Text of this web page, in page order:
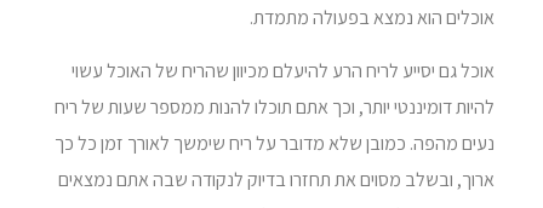
אוכלים הוא נמצא בפעולה מתמדת.
אוכל גם יסייע לריח הרע להיעלם מכיוון שהריח של האוכל עשוי
להיות דומיננטי יותר, וכך אתם תוכלו להנות ממספר שעות של ריח
נעים מהפה. כמובן שלא מדובר על ריח שימשך לאורך זמן כל כך
ארוך, ובשלב מסוים את תחזרו בדיוק לנקודה שבה אתם נמצאים